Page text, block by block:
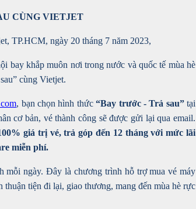
CÙNG VIETJET
TP.HCM, ngày 20 tháng 7 năm 2023,
bay khắp muôn nơi trong nước và quốc tế mùa hè
cùng Vietjet.
, bạn chọn hình thức“Bay trước - Trả sau”tại
cơ bản, vé thành công sẽ được gửi lại qua email.
giá trị vé, trả góp đến 12 tháng với mức lãi
miễn phí.
mỗi ngày. Đây là chương trình hỗ trợ mua vé máy
tiện đi lại, giao thương, mang đến mùa hè rực